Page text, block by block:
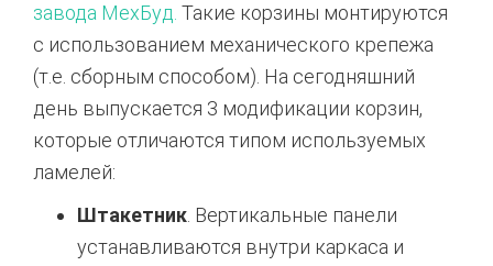
завода МехБуд. Такие корзины монтируются
с использованием механического крепежа
(т.е. сборным способом). На сегодняшний
день выпускается 3 модификации корзин,
которые отличаются типом используемых
ламелей:
Штакетник. Вертикальные панели
устанавливаются внутри каркаса и